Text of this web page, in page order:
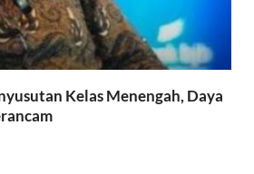
Kelas Menengah, Daya